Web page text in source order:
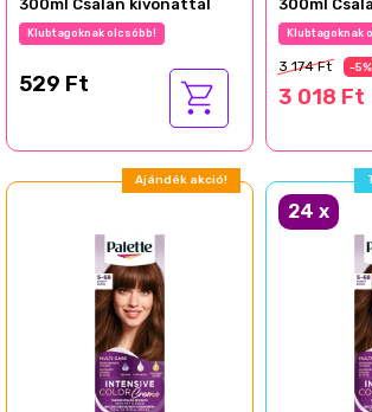
300ml Csalán kivonattal
Klubtagoknak olcsóbb!
529 Ft
300ml
Klubtagoknak
3 174 Ft -5%
3 018 Ft
Ajándék akció!
24 x